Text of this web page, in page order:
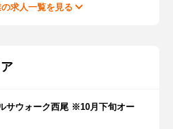
求人一覧を見る
サウォーク西尾 ※10月下旬オー